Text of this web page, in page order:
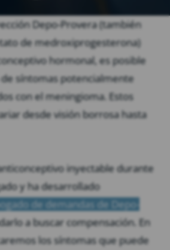
Depo-Provera (también
de medroxiprogesterona)
hormonal, es posible
síntomas potencialmente
con el meningioma. Estos
desde visión borrosa hasta
inyectable durante
y ha desarrollado
de demandas de Depo-
a buscar compensación. En
los síntomas que puede